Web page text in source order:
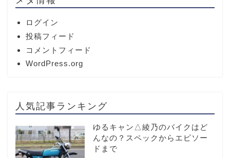
ログイン
投稿フィード
コメントフィード
WordPress.org
人気記事ランキング
ゆるキャン△綾乃のバイクはど
んなの？スペックからエピソー
ドまで